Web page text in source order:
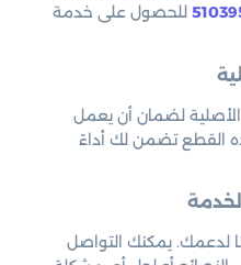
للحصول على خدمة
لضمان أن يعمل
القطع تضمن لك أداءً
لدعمك. يمكنك التواصل